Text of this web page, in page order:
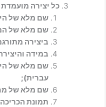
כל יצירה
שם מלא של
שם מלא של
ביצירה
במידה
שם מלא של
עברית);
שם מלא של
תמונת